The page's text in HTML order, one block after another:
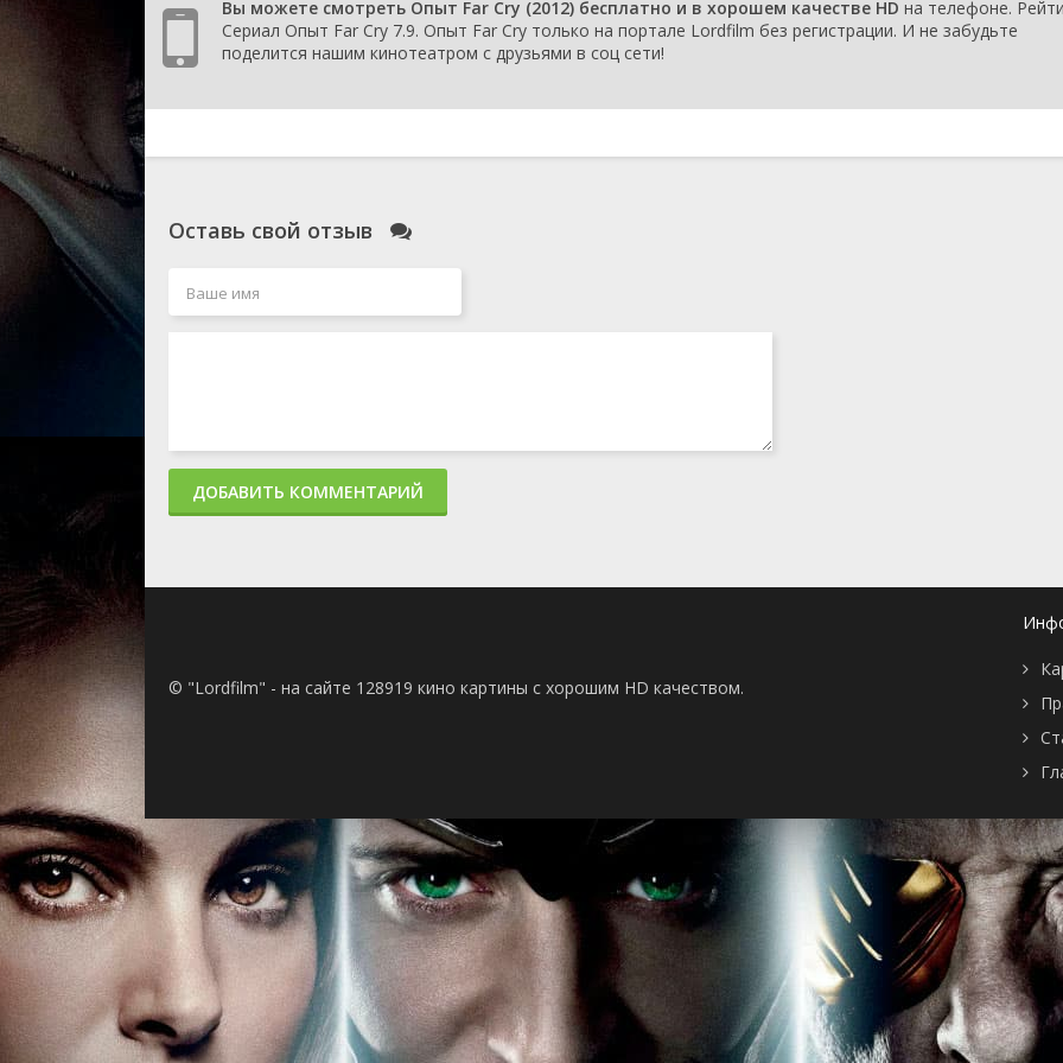
Вы можете смотреть Опыт Far Cry (2012) бесплатно и в хорошем качестве HD на телефоне.
Сериал Опыт Far Cry 7.9. Опыт Far Cry только на портале Lordfilm без регистрации. И не забудьте
поделится нашим кинотеатром с друзьями в соц сети!
Оставь свой отзыв
ДОБАВИТЬ КОММЕНТАРИЙ
© "Lordfilm" - на сайте 128919 кино картины с хорошим HD качеством.